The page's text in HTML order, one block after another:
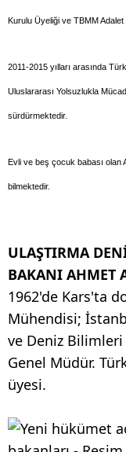
Kurulu Üyeliği ve TBMM
2011-2015 yılları arasında
Uluslararası Yolsuzlukla
sürdürmektedir.
Evli ve beş çocuk babası olan
bilmektedir.
ULAŞTIRMA
BAKANI AHMET
1962'de Kars'ta
Mühendisi;
ve Deniz
Genel Müdür.
üyesi.